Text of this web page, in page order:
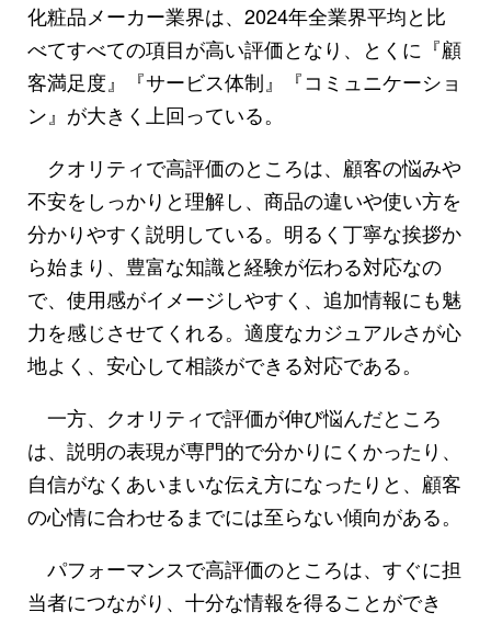
化粧品メーカー業界は、2024年全業界平均と比
べてすべての項目が高い評価となり、とくに『顧
客満足度』『サービス体制』『コミュニケーショ
ン』が大きく上回っている。
クオリティで高評価のところは、顧客の悩みや
不安をしっかりと理解し、商品の違いや使い方を
分かりやすく説明している。明るく丁寧な挨拶か
ら始まり、豊富な知識と経験が伝わる対応なの
で、使用感がイメージしやすく、追加情報にも魅
力を感じさせてくれる。適度なカジュアルさが心
地よく、安心して相談ができる対応である。
一方、クオリティで評価が伸び悩んだところ
は、説明の表現が専門的で分かりにくかったり、
自信がなくあいまいな伝え方になったりと、顧客
の心情に合わせるまでには至らない傾向がある。
パフォーマンスで高評価のところは、すぐに担
当者につながり、十分な情報を得ることができ